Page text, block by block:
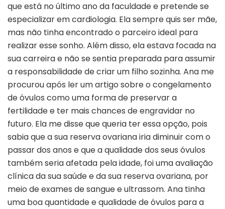
que está no último ano da faculdade e pretende se
especializar em cardiologia. Ela sempre quis ser mãe,
mas não tinha encontrado o parceiro ideal para
realizar esse sonho. Além disso, ela estava focada na
sua carreira e não se sentia preparada para assumir
a responsabilidade de criar um filho sozinha. Ana me
procurou após ler um artigo sobre o congelamento
de óvulos como uma forma de preservar a
fertilidade e ter mais chances de engravidar no
futuro. Ela me disse que queria ter essa opção, pois
sabia que a sua reserva ovariana iria diminuir com o
passar dos anos e que a qualidade dos seus óvulos
também seria afetada pela idade, foi uma avaliação
clínica da sua saúde e da sua reserva ovariana, por
meio de exames de sangue e ultrassom. Ana tinha
uma boa quantidade e qualidade de óvulos para a